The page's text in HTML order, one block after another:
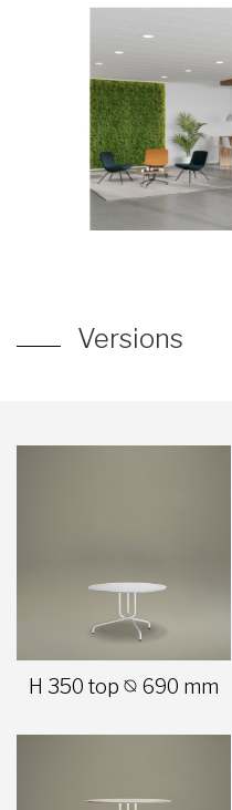
Versions
H 350 top ⦰ 690 mm